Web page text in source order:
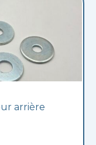
arrière